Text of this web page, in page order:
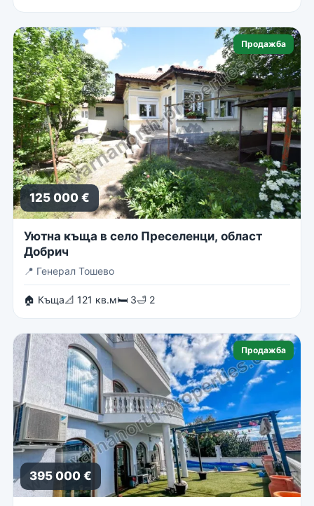
Продажба
125 000 €
Уютна къща в село Преселенци, област
Добрич
📍 Генерал Тошево
🏠 Къща📐 121 кв.м🛏 3🛁 2
Продажба
395 000 €